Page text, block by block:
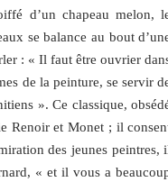
d’un chapeau melon,
se balance au bout
: « Il faut être ouvrier
de la peinture, se servir
». Ce classique,
Renoir et Monet ; il
des jeunes peintres,
« et il vous a